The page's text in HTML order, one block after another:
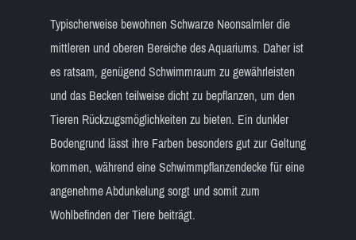
Typischerweise bewohnen Schwarze Neonsalmler die
mittleren und oberen Bereiche des Aquariums. Daher ist
es ratsam, genügend Schwimmraum zu gewährleisten
und das Becken teilweise dicht zu bepflanzen, um den
Tieren Rückzugsmöglichkeiten zu bieten. Ein dunkler
Bodengrund lässt ihre Farben besonders gut zur Geltung
kommen, während eine Schwimmpflanzendecke für eine
angenehme Abdunkelung sorgt und somit zum
Wohlbefinden der Tiere beiträgt.